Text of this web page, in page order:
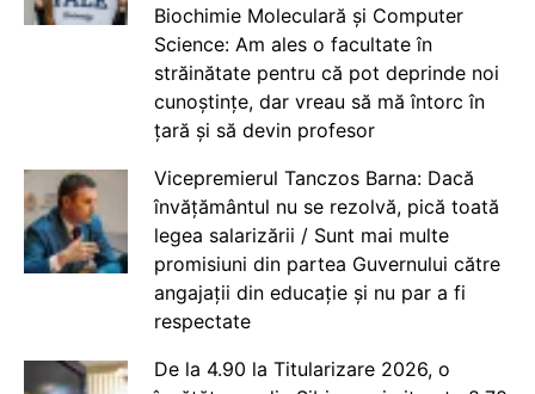
Biochimie Moleculară și Computer
Science: Am ales o facultate în
străinătate pentru că pot deprinde noi
cunoștințe, dar vreau să mă întorc în
țară și să devin profesor
Vicepremierul Tanczos Barna: Dacă
învățământul nu se rezolvă, pică toată
legea salarizării / Sunt mai multe
promisiuni din partea Guvernului către
angajații din educație și nu par a fi
respectate
De la 4.90 la Titularizare 2026, o